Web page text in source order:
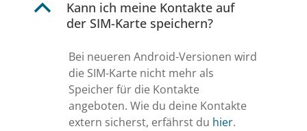
B
Kann ich meine Kontakte auf
der SIM-Karte speichern?
Bei neueren Android-Versionen wird
die SIM-Karte nicht mehr als
Speicher für die Kontakte
angeboten. Wie du deine Kontakte
extern sicherst, erfährst du hier.